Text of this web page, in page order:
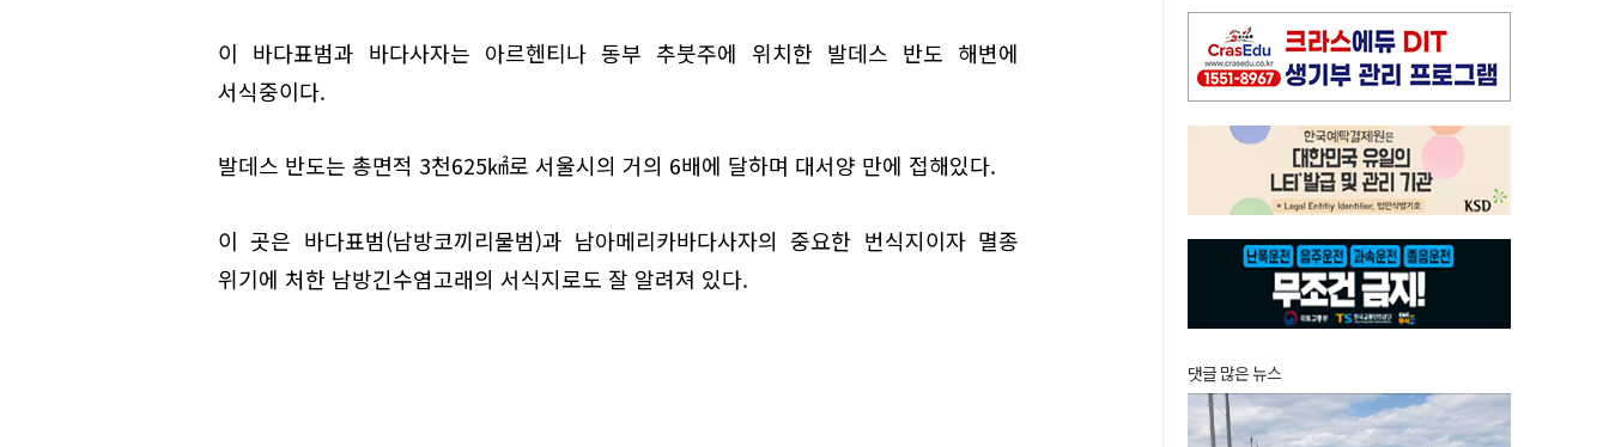
이 바다표범과 바다사자는 아르헨티나 동부 추붓주에 위치한 발데스 반도 해변에
서식중이다.
발데스 반도는 총면적 3천625㎢로 서울시의 거의 6배에 달하며 대서양 만에 접해있다.
이 곳은 바다표범(남방코끼리물범)과 남아메리카바다사자의 중요한 번식지이자 멸종
위기에 처한 남방긴수염고래의 서식지로도 잘 알려져 있다.
댓글 많은 뉴스